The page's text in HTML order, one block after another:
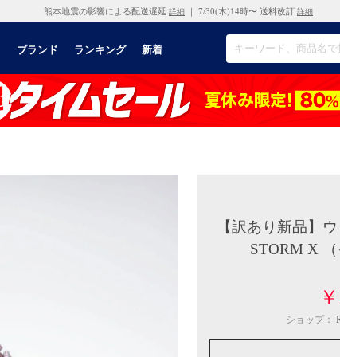
熊本地震の影響による配送遅延 詳細 ｜ 7/30(木)14時〜 送料改訂 詳細
ブランド ランキング 新着
【訳あり新品】
STORM X
ショップ：